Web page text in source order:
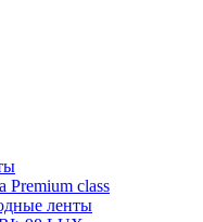
Premium class
ленты